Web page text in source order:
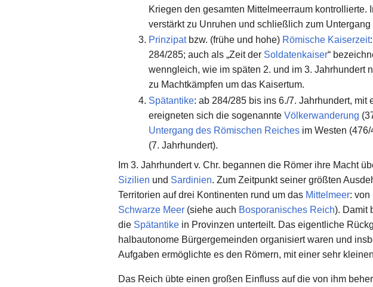
Kriegen den gesamten Mittelmeerraum
verstärkt zu Unruhen und schließlich zum
Prinzipatbzw. (frühe und hohe) Römische Kaiserzeit
284/285; auch als „Zeit der Soldatenkaiser“
wenngleich, wie im späten 2. und im 3. Jahrhundert
zu Machtkämpfen um das Kaisertum.
Spätantike: ab 284/285 bis ins 6./7. Jahrhundert,
ereigneten sich die sogenannteVölkerwanderung
Untergang des Römischen Reiches im Westen
(7. Jahrhundert).
Im 3. Jahrhundert v. Chr. begannen die Römer ihre Macht
Sizilien und Sardinien. Zum Zeitpunkt seiner größten
Territorien auf drei Kontinenten rund um das Mittelmeer: von
Schwarze Meer (siehe auch Bosporanisches Reich). Damit
die Spätantike in Provinzen unterteilt. Das eigentliche
halbautonome Bürgergemeinden organisiert waren und
Aufgaben ermöglichte es den Römern, mit einer sehr
Das Reich übte einen großen Einfluss auf die von ihm